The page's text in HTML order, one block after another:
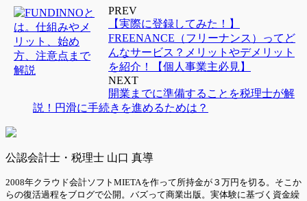
PREV
【実際に登録してみた！】
FREENANCE（フリーナンス）ってど
んなサービス？メリットやデメリット
を紹介！【個人事業主必見】
NEXT
開業までに準備することを税理士が解
説！円滑に手続きを進めるためは？
公認会計士・税理士 山口 真導
2008年クラウド会計ソフトMIETAを作って所持金が３万円を切る。そこか
らの復活過程をブログで公開。バズって商業出版。実体験に基づく資金繰